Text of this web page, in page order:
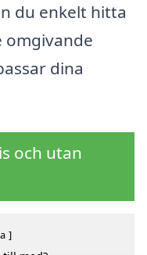
du enkelt hitta
omgivande
dina
och utan